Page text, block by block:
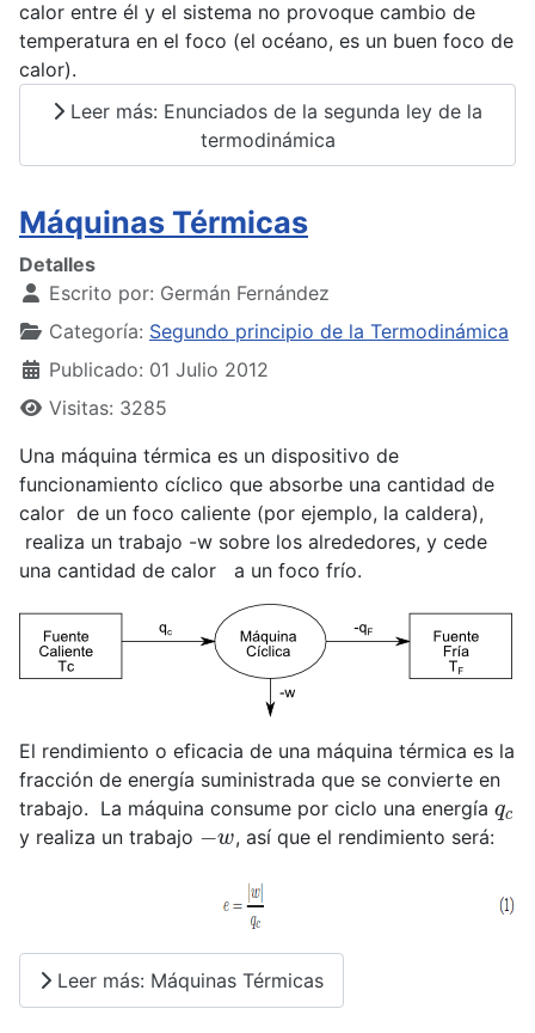
calor entre él y el sistema no provoque cambio de
temperatura en el foco (el océano, es un buen foco de
calor).
Leer más: Enunciados de la segunda ley de la
termodinámica
Máquinas Térmicas
Detalles
Escrito por: Germán Fernández
Categoría: Segundo principio de la Termodinámica
Publicado: 01 Julio 2012
Visitas: 3285
Una máquina térmica es un dispositivo de
funcionamiento cíclico que absorbe una cantidad de
calor de un foco caliente (por ejemplo, la caldera),
realiza un trabajo -w sobre los alrededores, y cede
una cantidad de calor a un foco frío.
El rendimiento o eficacia de una máquina térmica es la
fracción de energía suministrada que se convierte en
trabajo. La máquina consume por ciclo una energía q
y realiza un trabajo −w , así que el rendimiento será:
Leer más: Máquinas Térmicas